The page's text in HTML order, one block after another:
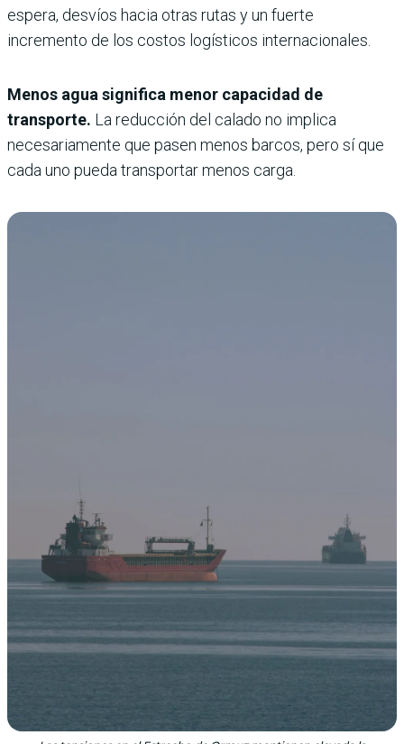
espera, desvíos hacia otras rutas y un fuerte
incremento de los costos logísticos internacionales.
Menos agua significa menor capacidad de
transporte. La reducción del calado no implica
necesariamente que pasen menos barcos, pero sí que
cada uno pueda transportar menos carga.